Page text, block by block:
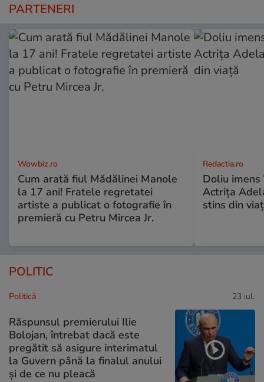
PARTENERI
Wowbiz.ro
Cum arată fiul Mădălinei Manole
la 17 ani! Fratele regretatei
artiste a publicat o fotografie în
premieră cu Petru Mircea Jr.
Redactia.ro
Doliu
Actrița
stins din
POLITIC
Politică 23 iul.
Răspunsul premierului Ilie
Bolojan, întrebat dacă este
pregătit să asigure interimatul
la Guvern până la finalul anului
și de ce nu pleacă